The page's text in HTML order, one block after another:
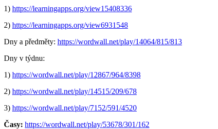
1) https://learningapps.org/view15408336
2) https://learningapps.org/view6931548
Dny a předměty: https://wordwall.net/play/14064/815/813
Dny v týdnu:
1) https://wordwall.net/play/12867/964/8398
2) https://wordwall.net/play/14515/209/678
3) https://wordwall.net/play/7152/591/4520
Časy: https://wordwall.net/play/53678/301/162